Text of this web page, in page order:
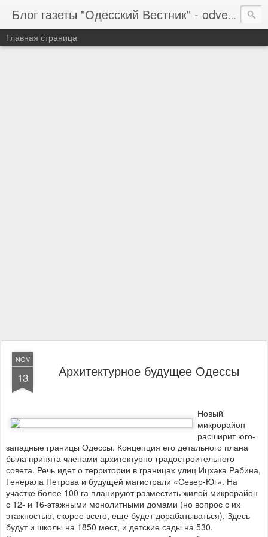
Блог газеты "Одесский Вестник" - odvestnik.com.ua, odvestnik.com
Главная страница
NOV
13 Архитектурное будущее Одессы
Новый
микрорайон
расширит юго-
западные границы Одессы. Концепция его детального плана
была принята членами архитектурно-градостроительного
совета. Речь идет о территории в границах улиц Ицхака Рабина,
Генерала Петрова и будущей магистрали «Север-Юг». На
участке более 100 га планируют разместить жилой микрорайон
с 12- и 16-этажными монолитными домами (но вопрос с их
этажностью, скорее всего, еще будет дорабатываться). Здесь
будут и школы на 1850 мест, и детские сады на 530.